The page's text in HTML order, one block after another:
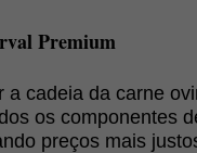
Premium
a cadeia da carne
os componentes
preços mais